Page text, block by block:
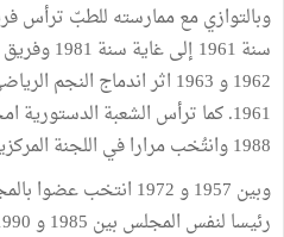
وبالتوازي مع ممارسته للطبّ ترأس
سنة 1961
1962 و 1963 اثر اندماج
1988 وانتُخب مرارا في اللجنة المركزية للحزب الدستوري الحاكم.
وبين 1957 و 1972